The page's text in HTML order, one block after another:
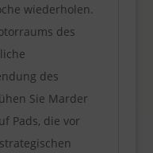
wiederholen.
des
des
Sie Marder
Pads, die vor